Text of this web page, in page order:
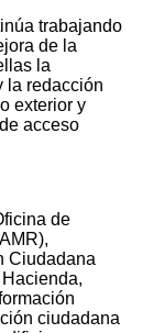
trabajando
de la
la
la redacción
exterior y
acceso
de
Ciudadana
ciudadana